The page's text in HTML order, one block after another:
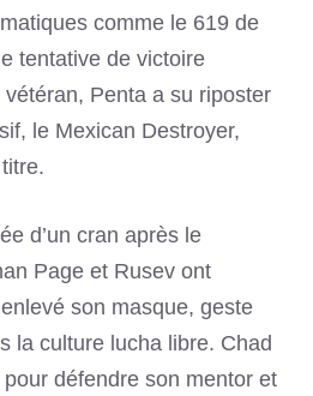
comme le 619 de
tentative de victoire
Penta a su riposter
le Mexican Destroyer,
d’un cran après le
Page et Rusev ont
son masque, geste
la culture lucha libre. Chad
défendre son mentor et